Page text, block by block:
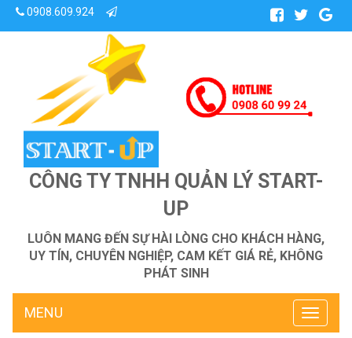
0908.609.924
CÔNG TY TNHH QUẢN LÝ START-
UP
LUÔN MANG ĐẾN SỰ HÀI LÒNG CHO KHÁCH HÀNG,
UY TÍN, CHUYÊN NGHIỆP, CAM KẾT GIÁ RẺ, KHÔNG
PHÁT SINH
Toggle
MENU